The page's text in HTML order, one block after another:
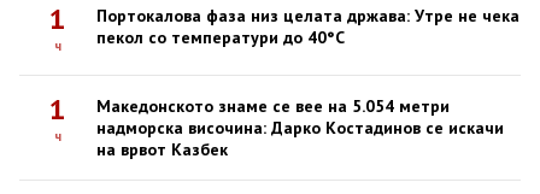
1
ч
Портокалова фаза низ целата држава: Утре не чека
пекол со температури до 40°C
1
ч
Македонското знаме се вее на 5.054 метри
надморска височина: Дарко Костадинов се искачи
на врвот Казбек